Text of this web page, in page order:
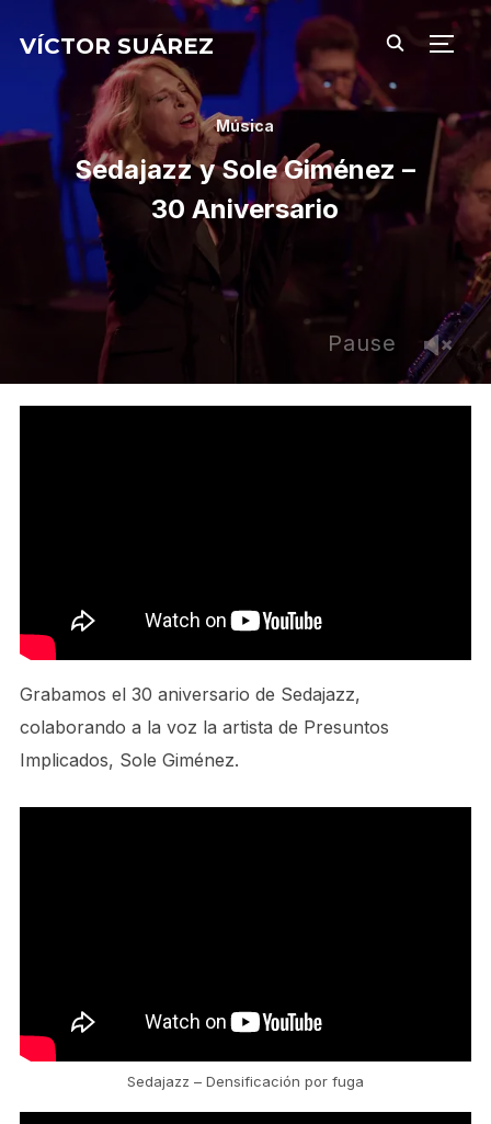
VÍCTOR SUÁREZ
Música
Sedajazz y Sole Giménez –
30 Aniversario
Pause
Grabamos el 30 aniversario de Sedajazz,
colaborando a la voz la artista de Presuntos
Implicados, Sole Giménez.
Sedajazz – Densificación por fuga